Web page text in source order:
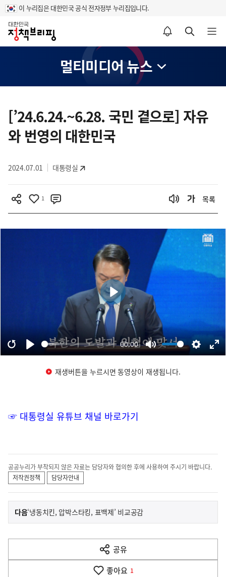
이 누리집은 대한민국 공식 전자정부 누리집입니다.
홈
알림설정 바로가기 검색 바로가기 메뉴 열기
멀티미디어 뉴스
텐
츠
영
[’24.6.24.~6.28. 국민 곁으로] 자유
와 번영의 대한민국
2024.07.01 대통령실
1 목록
재생버튼을 누르시면 동영상이 재생됩니다.
☞ 대통령실 유튜브 채널 바로가기
공공누리가 부착되지 않은 자료는 담당자와 협의한 후에 사용하여 주시기 바랍니다.
저작권정책
담당자안내
이
전
다
음
다음기
사
‘냉동치킨, 압박스타킹, 표백제’ 비교공감
공유
열
기
좋아요 1